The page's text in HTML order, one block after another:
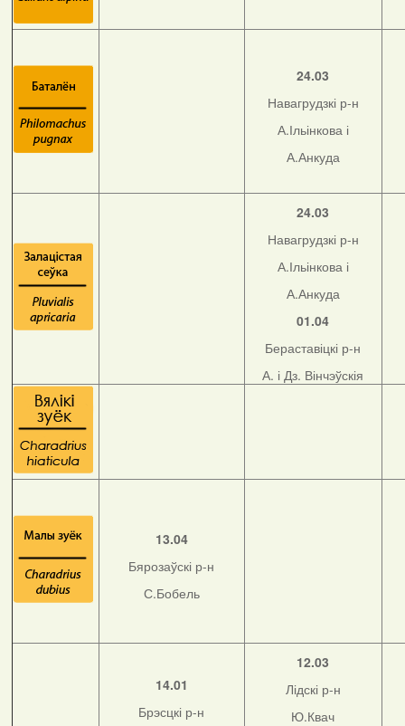
24.03
Навагрудзкі р-н
А.Ільінкова і
А.Анкуда
24.03
Навагрудзкі р-н
А.Ільінкова і
А.Анкуда
01.04
Бераставіцкі р-н
А. і Дз. Вінчэўскія
13.04
Бярозаўскі р-н
С.Бобель
14.01
Брэсцкі р-н
12.03
Лідскі р-н
Ю.Квач